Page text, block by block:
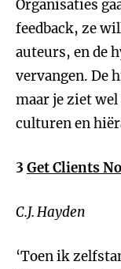
Organisaties
feedback, ze
auteurs, en de
vervangen. De
maar je ziet
culturen en
3 Get Clients
C.J. Hayden
‘Toen ik